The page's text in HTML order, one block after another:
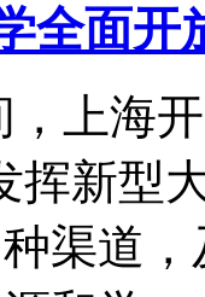
全面
上海
挥新型
渠道